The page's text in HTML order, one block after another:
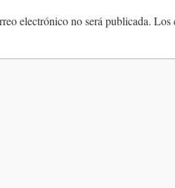
electrónico no será publicada. Los